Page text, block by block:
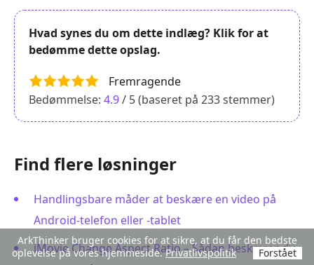
Hvad synes du om dette indlæg? Klik for at
bedømme dette opslag.
Fremragende
Bedømmelse: 4.9/ 5 (baseret på 233stemmer)
Find flere løsninger
Handlingsbare måder at beskære en video på
Android-telefon eller -tablet
iMovie Change Aspect Ratio – Sådan beskærer du
ArkThinker bruger cookies for at sikre, at du får den bedste
oplevelse på vores hjemmeside.Privatlivspolitik Forstået